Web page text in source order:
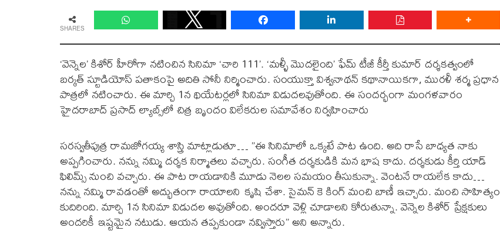
SHARES
‘వెన్నెల’ కిశోర్ హీరోగా నటించిన సినిమా ‘చారి 111’. ‘మళ్ళీ మొదలైంది’ ఫేమ్ టీజీ కీర్తీ కుమార్ దర్శకత్వంలో
బర్కత్ స్టూడియోస్ పతాకంపై అదితి సోనీ నిర్మించారు. సంయుక్తా విశ్వనాథన్ కథానాయికగా, మురళీ శర్మ ప్రధాన
పాత్రలో నటించారు. ఈ మార్చి 1న థియేటర్లలో సినిమా విడుదలవుతోంది. ఈ సందర్భంగా మంగళవారం
హైదరాబాద్ ప్రసాద్ ల్యాబ్స్‌లో చిత్ర బృందం విలేకరుల సమావేశం నిర్వహించారు
సరస్వతీపుత్ర రామజోగయ్య శాస్త్రి మాట్లాడుతూ… ”ఈ సినిమాలో ఒక్కటే పాట ఉంది. అది రాసే బాధ్యత నాకు
అప్పగించారు. నన్ను నమ్మి దర్శక నిర్మాతలు వచ్చారు. సంగీత దర్శకుడికి మన భాష కాదు. దర్శకుడు కీర్తి యాడ్
ఫిలిమ్స్ నుంచి వచ్చారు. ఈ పాట రాయడానికి మూడు నెలల సమయం తీసుకున్నా. వెంటనే రాయలేక కాదు…
నన్ను నమ్మి రావడంతో అద్భుతంగా రాయాలని కృషి చేశా. సైమన్ కె కింగ్ మంచి బాణీ ఇచ్చారు. మంచి సాహిత్యం
కుదిరింది. మార్చి 1న సినిమా విడుదల అవుతోంది. అందరూ వెళ్లి చూడాలని కోరుతున్నా. వెన్నెల కిశోర్ ప్రేక్షకులు
అందరికీ ఇష్టమైన నటుడు. ఆయన తప్పకుండా నవ్విస్తారు” అని అన్నారు.